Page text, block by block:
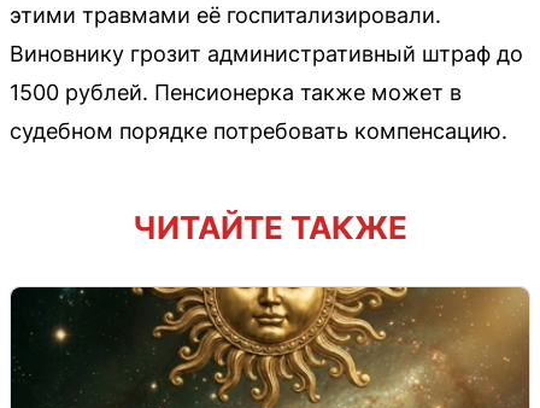
этими травмами её госпитализировали.
Виновнику грозит административный штраф до
1500 рублей. Пенсионерка также может в
судебном порядке потребовать компенсацию.
ЧИТАЙТЕ ТАКЖЕ